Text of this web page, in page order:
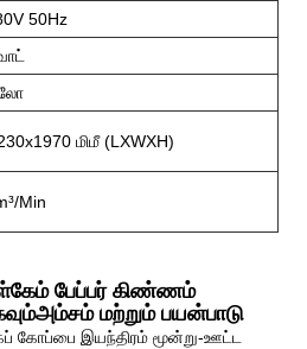
50Hz
மிமீ (LXWXH)
min
கேம் பேப்பர் கிண்ணம்
அம்சம் மற்றும் பயன்பாடு
கோப்பை இயந்திரம் மூன்று-ஊட்ட